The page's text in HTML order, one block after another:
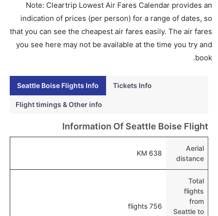
هل اختيار إنجاز إجراءات السفر عبر الإنترنت متاح في رحلة
إلى بويز؟
نعم، يتاح للمسافر خيار إنجاز إجراءات السفر في الرحلة من
بويز عبر الإنترنت؟
نعم، يمكن حجز فنادق متوسطة التكلفة بالقرب من المطار
هل يتيح بويز مطار إمكانية تغيير الحفاض للأطفال؟
الرضع.
Note: Cleartrip Lowest Air Fares Calendar provides an
indication of prices (per person) for a range of dates, so
that you can see the cheapest air fares easily. The air fares
you see here may not be available at the time you try and
book.
Seattle Boise Flights Info Tickets Info
Flight timings & Other info
Information Of Seattle Boise Flight
Aerial
distance
638 KM
Total
flights
from
Seattle to
756 flights